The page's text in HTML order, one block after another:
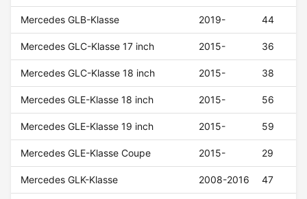
Mercedes GLB-Klasse 2019- 44
Mercedes GLC-Klasse 17 inch 2015- 36
Mercedes GLC-Klasse 18 inch 2015- 38
Mercedes GLE-Klasse 18 inch 2015- 56
Mercedes GLE-Klasse 19 inch 2015- 59
Mercedes GLE-Klasse Coupe 2015- 29
Mercedes GLK-Klasse 2008-2016 47